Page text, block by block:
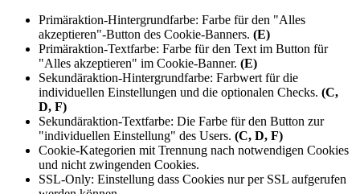
Primäraktion-Hintergrundfarbe: Farbe für den "Alles
akzeptieren"-Button des Cookie-Banners. (E)
Primäraktion-Textfarbe: Farbe für den Text im Button für
"Alles akzeptieren" im Cookie-Banner. (E)
Sekundäraktion-Hintergrundfarbe: Farbwert für die
individuellen Einstellungen und die optionalen Checks. (C,
D, F)
Sekundäraktion-Textfarbe: Die Farbe für den Button zur
"individuellen Einstellung" des Users. (C, D, F)
Cookie-Kategorien mit Trennung nach notwendigen Cookies
und nicht zwingenden Cookies.
SSL-Only: Einstellung dass Cookies nur per SSL aufgerufen